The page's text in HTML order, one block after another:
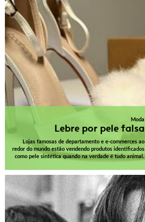
Moda
Lebre por pele falsa
Lojas famosas de departamento e e-commerces ao
redor do mundo estão vendendo produtos identificados
como pele sintética quando na verdade é tudo animal.